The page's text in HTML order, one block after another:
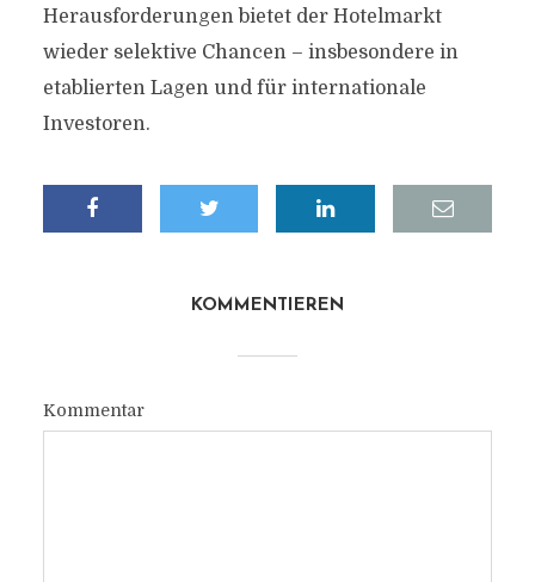
Herausforderungen bietet der Hotelmarkt
wieder selektive Chancen – insbesondere in
etablierten Lagen und für internationale
Investoren.
KOMMENTIEREN
Kommentar